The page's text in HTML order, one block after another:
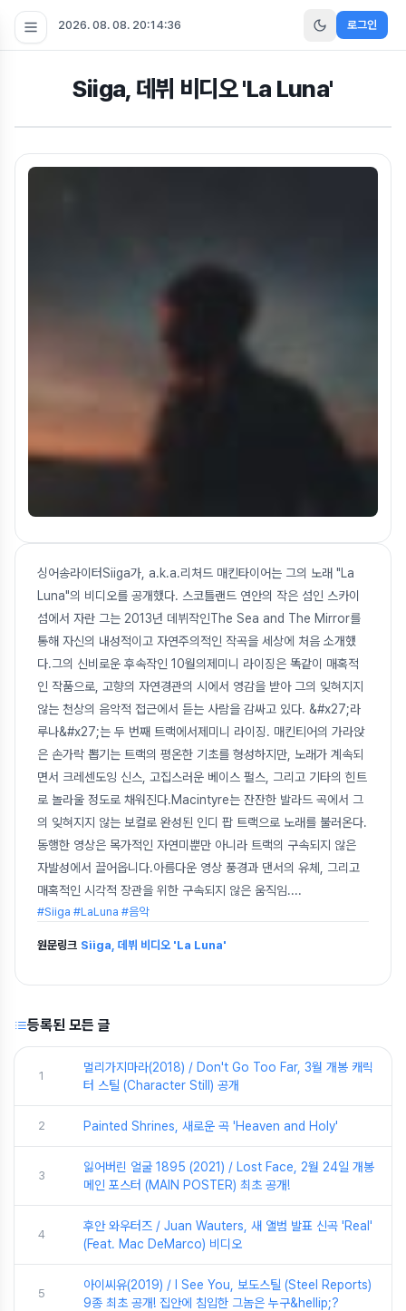
2026. 08. 08. 20:14:37 로그인
Siiga, 데뷔 비디오 'La Luna'
싱어송라이터Siiga가, a.k.a.리처드 매킨타이어는 그의 노래 "La
Luna"의 비디오를 공개했다. 스코틀랜드 연안의 작은 섬인 스카이
섬에서 자란 그는 2013년 데뷔작인The Sea and The Mirror를
통해 자신의 내성적이고 자연주의적인 작곡을 세상에 처음 소개했
다.그의 신비로운 후속작인 10월의제미니 라이징은 똑같이 매혹적
인 작품으로, 고향의 자연경관의 시에서 영감을 받아 그의 잊혀지지
않는 천상의 음악적 접근에서 듣는 사람을 감싸고 있다. &#x27;라
루나&#x27;는 두 번째 트랙에서제미니 라이징. 매킨티어의 가라앉
은 손가락 뽑기는 트랙의 평온한 기초를 형성하지만, 노래가 계속되
면서 크레센도잉 신스, 고집스러운 베이스 펄스, 그리고 기타의 힌트
로 놀라울 정도로 채워진다.Macintyre는 잔잔한 발라드 곡에서 그
의 잊혀지지 않는 보컬로 완성된 인디 팝 트랙으로 노래를 불러온다.
동행한 영상은 목가적인 자연미뿐만 아니라 트랙의 구속되지 않은
자발성에서 끌어옵니다.아름다운 영상 풍경과 댄서의 유체, 그리고
매혹적인 시각적 장관을 위한 구속되지 않은 움직임....
#Siiga #LaLuna #음악
원문링크 Siiga, 데뷔 비디오 'La Luna'
등록된 모든 글
1
멀리가지마라(2018) / Don't Go Too Far, 3월 개봉 캐릭
터 스틸 (Character Still) 공개
2 Painted Shrines, 새로운 곡 'Heaven and Holy'
3
잃어버린 얼굴 1895 (2021) / Lost Face, 2월 24일 개봉
메인 포스터 (MAIN POSTER) 최초 공개!
4
후안 와우터즈 / Juan Wauters, 새 앨범 발표 신곡 'Real'
(Feat. Mac DeMarco) 비디오
5
아이씨유(2019) / I See You, 보도스틸 (Steel Reports)
9종 최초 공개! 집안에 침입한 그놈은 누구&hellip;?